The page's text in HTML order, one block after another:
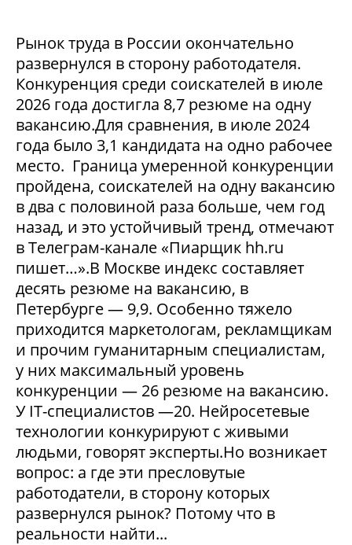
Рынок труда в России окончательно
развернулся в сторону работодателя.
Конкуренция среди соискателей в июле
2026 года достигла 8,7 резюме на одну
вакансию.Для сравнения, в июле 2024
года было 3,1 кандидата на одно рабочее
место. Граница умеренной конкуренции
пройдена, соискателей на одну вакансию
в два с половиной раза больше, чем год
назад, и это устойчивый тренд, отмечают
в Телеграм-канале «Пиарщик hh.ru
пишет…».В Москве индекс составляет
десять резюме на вакансию, в
Петербурге — 9,9. Особенно тяжело
приходится маркетологам, рекламщикам
и прочим гуманитарным специалистам,
у них максимальный уровень
конкуренции — 26 резюме на вакансию.
У IT-специалистов —20. Нейросетевые
технологии конкурируют с живыми
людьми, говорят эксперты.Но возникает
вопрос: а где эти пресловутые
работодатели, в сторону которых
развернулся рынок? Потому что в
реальности найти...